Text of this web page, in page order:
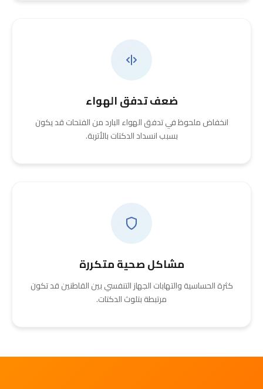
ضعف تدفق الهواء
انخفاض ملحوظ في تدفق الهواء البارد من الفتحات قد يكون
بسبب انسداد الدكتات بالأتربة.
مشاكل صحية متكررة
كثرة الحساسية والتهابات الجهاز التنفسي بين القاطنين قد تكون
مرتبطة بتلوث الدكتات.